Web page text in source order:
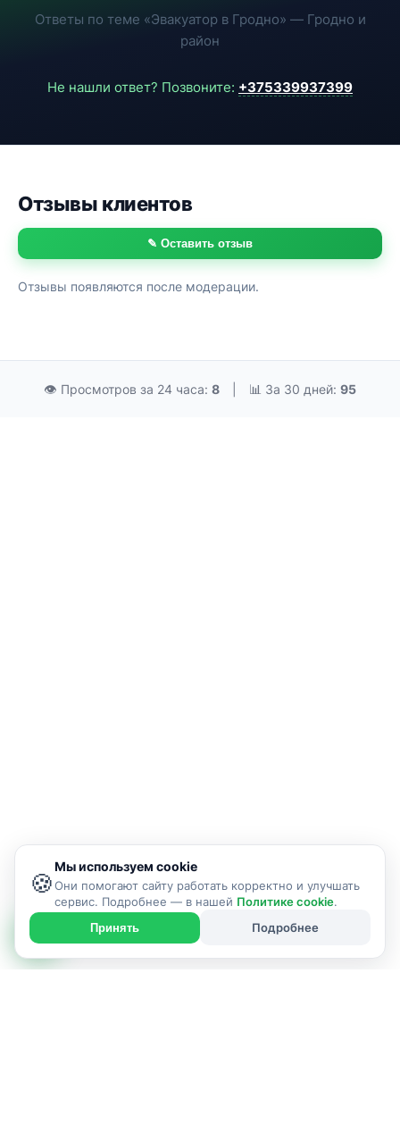
Ответы по теме «Эвакуатор в Гродно» — Гродно и
район
Не нашли ответ? Позвоните: +375339937399
Отзывы клиентов
✎ Оставить отзыв
Отзывы появляются после модерации.
👁 Просмотров за 24 часа: 8 📊 За 30 дней: 95
🍪
Мы используем cookie
Они помогают сайту работать корректно и улучшать
сервис. Подробнее — в нашей Политике cookie.
Принять Подробнее